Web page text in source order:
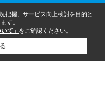
把握、サービス向上検討を目的と
す。
て」 をご確認ください。